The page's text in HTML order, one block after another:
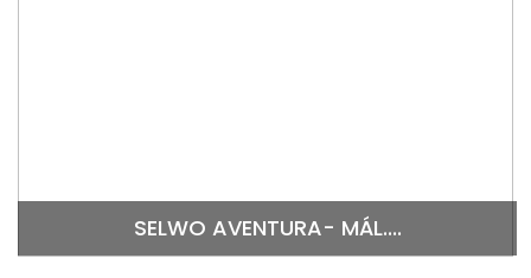
SELWO AVENTURA- MÁL....